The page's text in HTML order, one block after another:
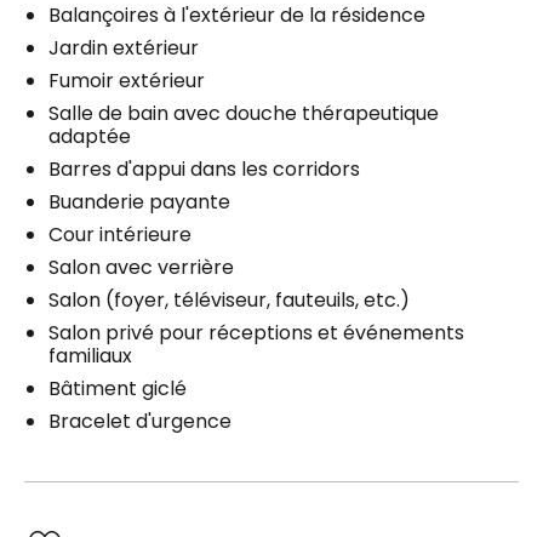
Balançoires à l'extérieur de la résidence
Jardin extérieur
Fumoir extérieur
Salle de bain avec douche thérapeutique
adaptée
Barres d'appui dans les corridors
Buanderie payante
Cour intérieure
Salon avec verrière
Salon (foyer, téléviseur, fauteuils, etc.)
Salon privé pour réceptions et événements
familiaux
Bâtiment giclé
Bracelet d'urgence